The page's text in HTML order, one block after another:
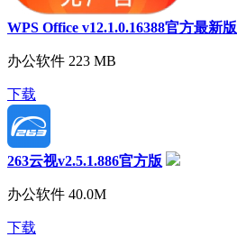
WPS Office v12.1.0.16388官方最新版
办公软件 223 MB
下载
263云视v2.5.1.886官方版
办公软件 40.0M
下载